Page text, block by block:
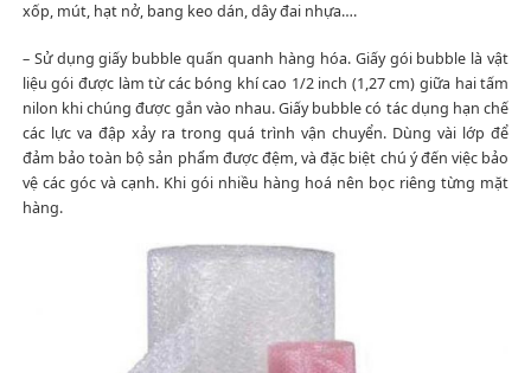
xốp, mút, hạt nở, bang keo dán, dây đai nhựa….
– Sử dụng giấy bubble quấn quanh hàng hóa. Giấy gói bubble là vật
liệu gói được làm từ các bóng khí cao 1/2 inch (1,27 cm) giữa hai tấm
nilon khi chúng được gắn vào nhau. Giấy bubble có tác dụng hạn chế
các lực va đập xảy ra trong quá trình vận chuyển. Dùng vài lớp để
đảm bảo toàn bộ sản phẩm được đệm, và đặc biệt chú ý đến việc bảo
vệ các góc và cạnh. Khi gói nhiều hàng hoá nên bọc riêng từng mặt
hàng.